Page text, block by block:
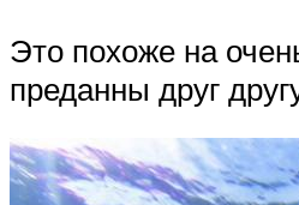
Это похоже на
преданны друг